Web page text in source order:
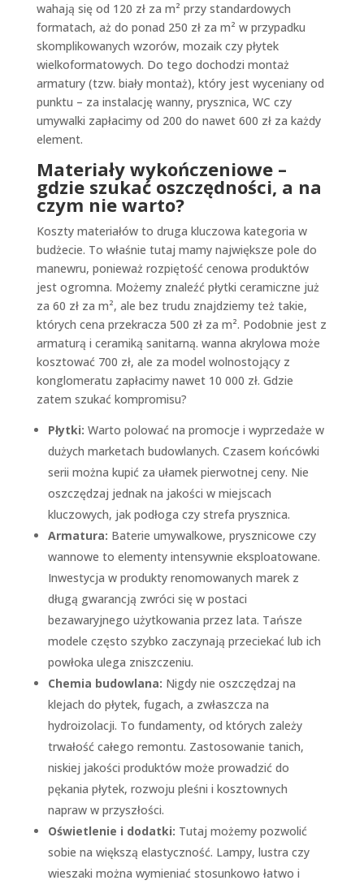
wahają się od 120 zł za m² przy standardowych
formatach, aż do ponad 250 zł za m² w przypadku
skomplikowanych wzorów, mozaik czy płytek
wielkoformatowych. Do tego dochodzi montaż
armatury (tzw. biały montaż), który jest wyceniany od
punktu – za instalację wanny, prysznica, WC czy
umywalki zapłacimy od 200 do nawet 600 zł za każdy
element.
Materiały wykończeniowe –
gdzie szukać oszczędności, a na
czym nie warto?
Koszty materiałów to druga kluczowa kategoria w
budżecie. To właśnie tutaj mamy największe pole do
manewru, ponieważ rozpiętość cenowa produktów
jest ogromna. Możemy znaleźć płytki ceramiczne już
za 60 zł za m², ale bez trudu znajdziemy też takie,
których cena przekracza 500 zł za m². Podobnie jest z
armaturą i ceramiką sanitarną. wanna akrylowa może
kosztować 700 zł, ale za model wolnostojący z
konglomeratu zapłacimy nawet 10 000 zł. Gdzie
zatem szukać kompromisu?
Płytki: Warto polować na promocje i wyprzedaże w
dużych marketach budowlanych. Czasem końcówki
serii można kupić za ułamek pierwotnej ceny. Nie
oszczędzaj jednak na jakości w miejscach
kluczowych, jak podłoga czy strefa prysznica.
Armatura: Baterie umywalkowe, prysznicowe czy
wannowe to elementy intensywnie eksploatowane.
Inwestycja w produkty renomowanych marek z
długą gwarancją zwróci się w postaci
bezawaryjnego użytkowania przez lata. Tańsze
modele często szybko zaczynają przeciekać lub ich
powłoka ulega zniszczeniu.
Chemia budowlana: Nigdy nie oszczędzaj na
klejach do płytek, fugach, a zwłaszcza na
hydroizolacji. To fundamenty, od których zależy
trwałość całego remontu. Zastosowanie tanich,
niskiej jakości produktów może prowadzić do
pękania płytek, rozwoju pleśni i kosztownych
napraw w przyszłości.
Oświetlenie i dodatki: Tutaj możemy pozwolić
sobie na większą elastyczność. Lampy, lustra czy
wieszaki można wymieniać stosunkowo łatwo i